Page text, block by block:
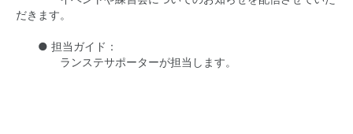
だきます。
● 担当ガイド：
ランステサポーターが担当します。